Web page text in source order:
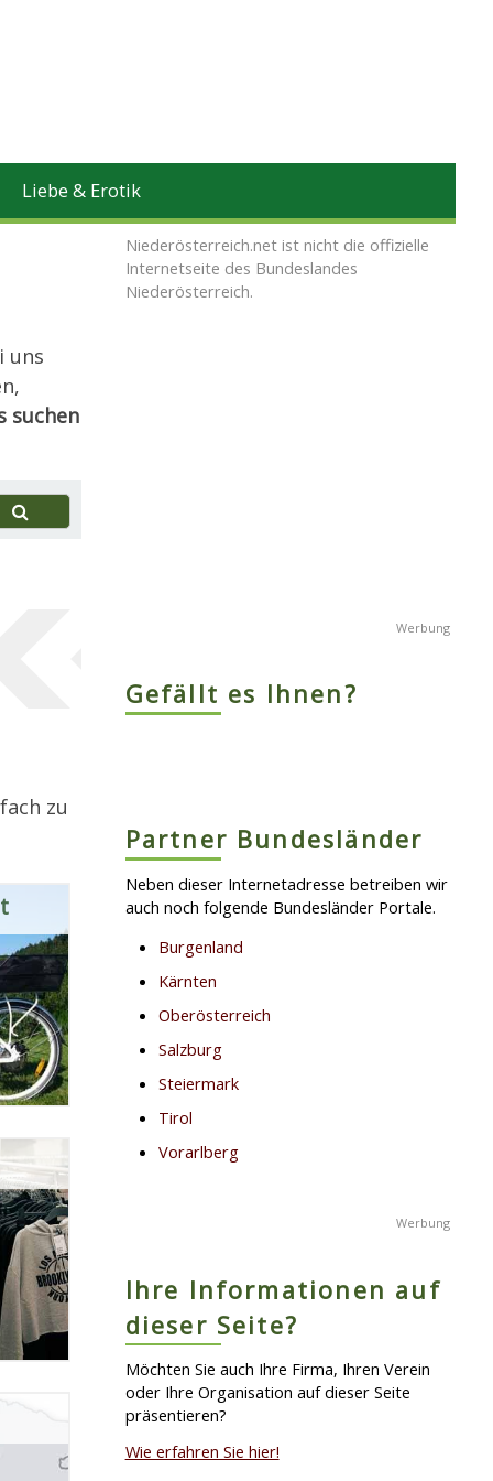
Liebe & Erotik
uns
suchen
zu
Niederösterreich.net ist nicht die offizielle
Internetseite des Bundeslandes
Niederösterreich.
Gefällt es Ihnen?
Partner Bundesländer
Neben dieser Internetadresse betreiben wir
auch noch folgende Bundesländer Portale.
Burgenland
Kärnten
Oberösterreich
Salzburg
Steiermark
Tirol
Vorarlberg
Ihre Informationen auf
dieser Seite?
Möchten Sie auch Ihre Firma, Ihren Verein
oder Ihre Organisation auf dieser Seite
präsentieren?
Wie erfahren Sie hier!